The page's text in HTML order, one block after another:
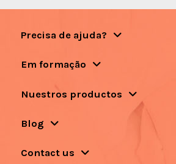
Precisa de ajuda?
Em formação
Nuestros productos
Blog
Contact us